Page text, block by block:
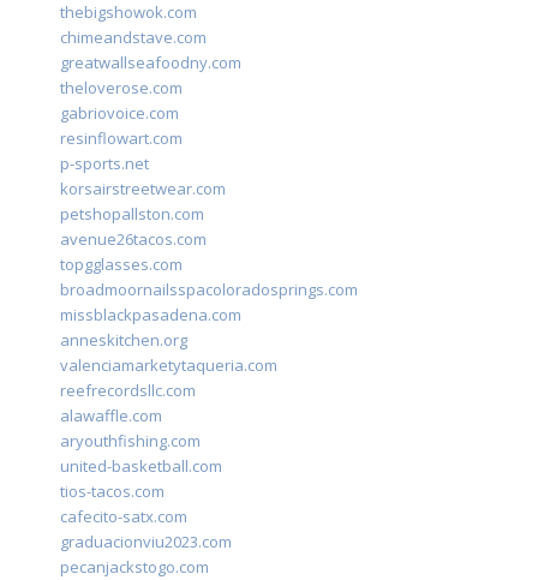
thebigshowok.com
chimeandstave.com
greatwallseafoodny.com
theloverose.com
gabriovoice.com
resinflowart.com
p-sports.net
korsairstreetwear.com
petshopallston.com
avenue26tacos.com
topgglasses.com
broadmoornailsspacoloradosprings.com
missblackpasadena.com
anneskitchen.org
valenciamarketytaqueria.com
reefrecordsllc.com
alawaffle.com
aryouthfishing.com
united-basketball.com
tios-tacos.com
cafecito-satx.com
graduacionviu2023.com
pecanjackstogo.com